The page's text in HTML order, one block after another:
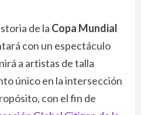
de la Copa Mundial
con un espectáculo
a artistas de talla
único en la intersección
con el fin de